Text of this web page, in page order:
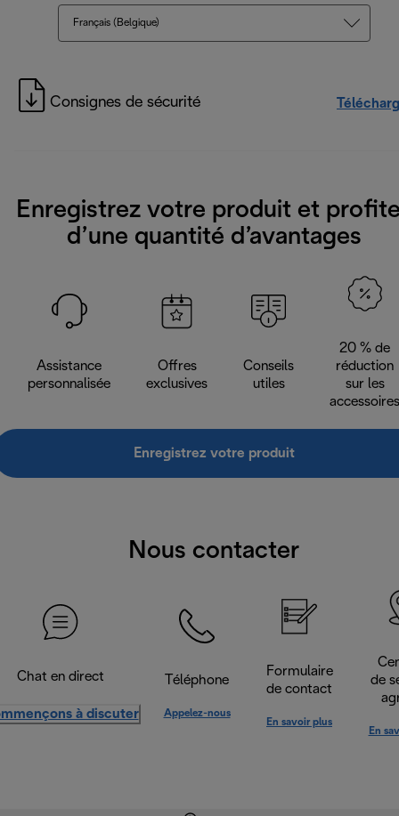
Français (Belgique)
Consignes de sécurité
Enregistrez votre produit et
d’une quantité d’avantages
Assistance
personnalisée
Offres
exclusives
Conseils
utiles
20 % de
réduction
sur les
accessoires
Enregistrez votre produit
Nous contacter
Chat en direct
à discuter
Téléphone
Appelez-nous
Formulaire
de contact
En savoir plus
de
En